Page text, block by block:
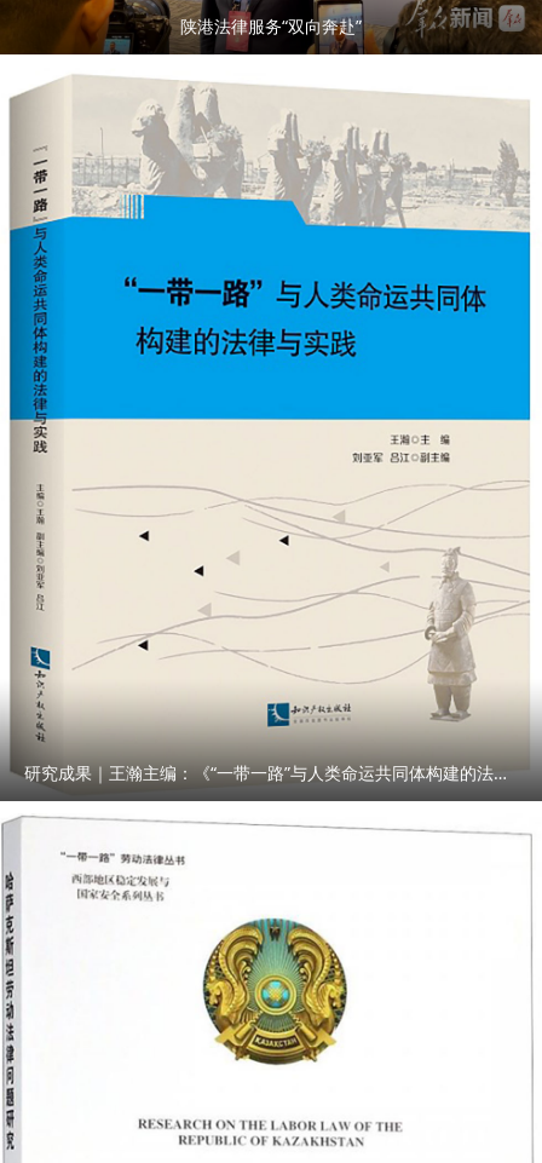
陕港法律服务“双向奔赴”
研究成果｜王瀚主编：《“一带一路”与人类命运共同体构建的法律与实践》